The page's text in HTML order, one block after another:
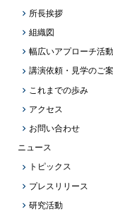
所長挨拶
組織図
幅広いアプローチ活
講演依頼・見学のご
これまでの歩み
アクセス
お問い合わせ
ニュース
トピックス
プレスリリース
研究活動